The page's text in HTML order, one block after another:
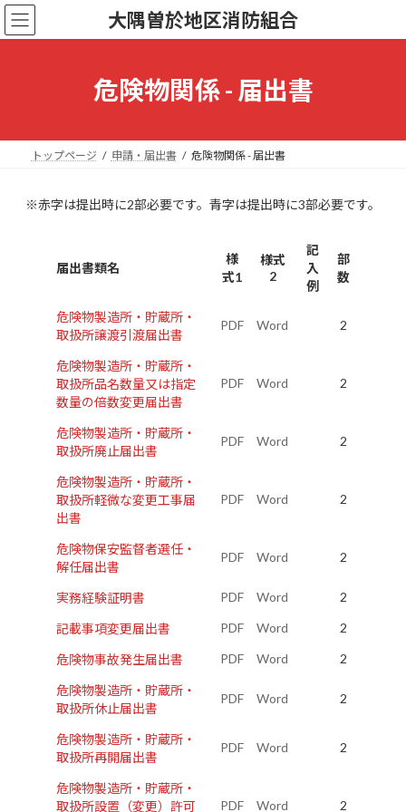
コ
ン
ナ
ビ
大隅曽於地区消防組合
危険物関係 - 届出書
トップページ 申請・届出書 危険物関係 - 届出書
※赤字は提出時に2部必要です。青字は提出時に3部必要です。
届出書類名
様
式1
様式
2
記
入
例
部
数
危険物製造所・貯蔵所・
取扱所譲渡引渡届出書
PDF Word 2
危険物製造所・貯蔵所・
取扱所品名数量又は指定
数量の倍数変更届出書
PDF Word 2
危険物製造所・貯蔵所・
取扱所廃止届出書
PDF Word 2
危険物製造所・貯蔵所・
取扱所軽微な変更工事届
出書
PDF Word 2
危険物保安監督者選任・
解任届出書
PDF Word 2
実務経験証明書 PDF Word 2
記載事項変更届出書 PDF Word 2
危険物事故発生届出書 PDF Word 2
危険物製造所・貯蔵所・
取扱所休止届出書
PDF Word 2
危険物製造所・貯蔵所・
取扱所再開届出書
PDF Word 2
危険物製造所・貯蔵所・
取扱所設置（変更）許可
PDF Word 2